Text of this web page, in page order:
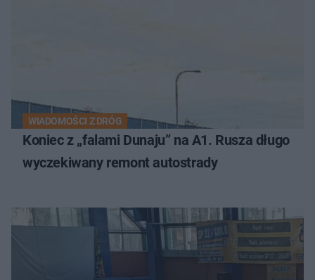
WIADOMOŚCI Z DRÓG
Koniec z „falami Dunaju” na A1. Rusza długo
wyczekiwany remont autostrady